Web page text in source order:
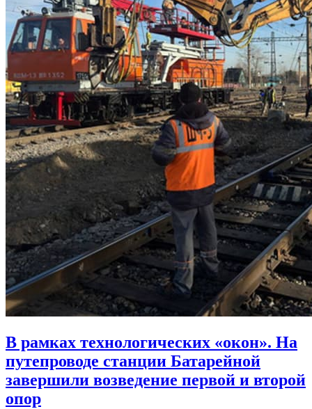
В рамках технологических «окон». На
путепроводе станции Батарейной
завершили возведение первой и второй
опор